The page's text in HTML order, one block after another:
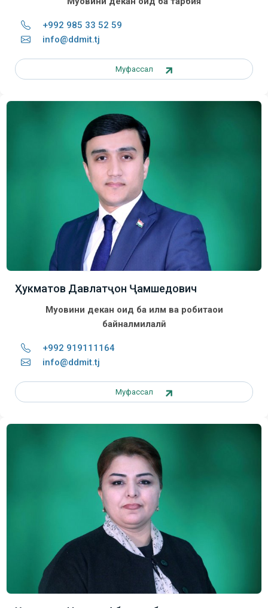
+992 985 33 52 59
info@ddmit.tj
Муфассал
Ҳукматов Давлатҷон Ҷамшедович
Муовини декан оид ба илм ва робитаҳои
байналмилалӣ
+992 919111164
info@ddmit.tj
Муфассал